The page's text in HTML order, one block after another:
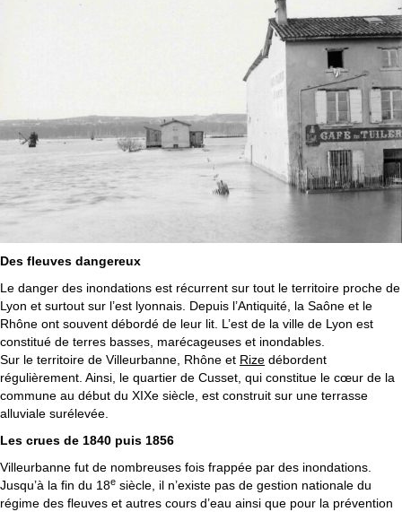
Des fleuves dangereux
Le danger des inondations est récurrent sur tout le territoire proche de
Lyon et surtout sur l’est lyonnais. Depuis l’Antiquité, la Saône et le
Rhône ont souvent débordé de leur lit. L’est de la ville de Lyon est
constitué de terres basses, marécageuses et inondables.
Sur le territoire de Villeurbanne, Rhône et Rize débordent
régulièrement. Ainsi, le quartier de Cusset, qui constitue le cœur de la
commune au début du XIXe siècle, est construit sur une terrasse
alluviale surélevée.
Les crues de 1840 puis 1856
Villeurbanne fut de nombreuses fois frappée par des inondations.
Jusqu’à la fin du 18e siècle, il n’existe pas de gestion nationale du
régime des fleuves et autres cours d’eau ainsi que pour la prévention